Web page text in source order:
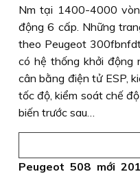
Nm tại 1400-4000
động 6 cấp. Những
theo Peugeot
có hệ thống khởi động
cân bằng điện tử ESP,
tốc độ, kiểm soát chế
biến trước sau…
Peugeot 508 mới